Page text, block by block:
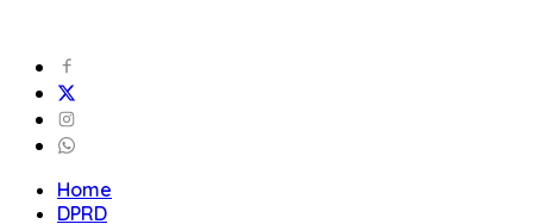
Home
DPRD